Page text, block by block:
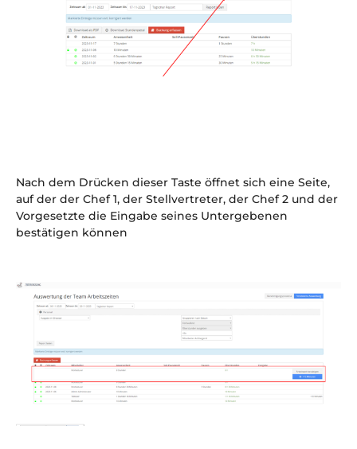
Nach dem Drücken dieser Taste öffnet sich eine Seite,
auf der der Chef 1, der Stellvertreter, der Chef 2 und der
Vorgesetzte die Eingabe seines Untergebenen
bestätigen können